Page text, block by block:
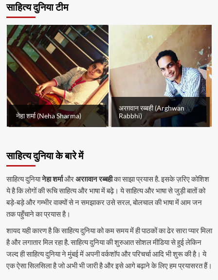
साहित्य दुनिया टीम
नेहा शर्मा (Neha Sharma)
अरग़वान रब्बही (Arghwan
Rabbhi)
साहित्य दुनिया के बारे में
साहित्य दुनियानेहा शर्माऔरअरग़वान रब्बहीका साझा प्रयास है. इसके ज़रिए कोशिश
ये है कि लोगों की रूचि साहित्य और भाषा में बढ़े। ये साहित्य और भाषा से जुड़ी बातों को
बड़े-बड़े और गम्भीर वाक्यों से न समझाकर उसे सरल, बोलचाल की भाषा में आम जन
तक पहुँचाने का प्रयास है।
शायद यही कारण है कि साहित्य दुनिया को कम समय में ही पाठकों का ढेर सारा प्यार मिला
है और लगातार मिल रहा है. साहित्य दुनिया की शुरुआत सोशल मीडिया से हुई लेकिन
जल्द ही साहित्य दुनिया ने मुंबई में अपनी वर्कशॉप और परिचर्चा आदि भी शुरू की है। ये
एक ऐसा सिलसिला है जो अभी भी जारी है और इसे आगे बढ़ाने के लिए हम प्रयासरत हैं।